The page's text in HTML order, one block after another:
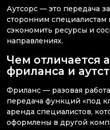
Аутсорс — это передача
сторонним специалистам
сэкономить ресурсы и
направлениях.
Чем отличается
фриланса и
Фриланс — разовая
передача функций «под
аренда специалистов,
оформлены в другой